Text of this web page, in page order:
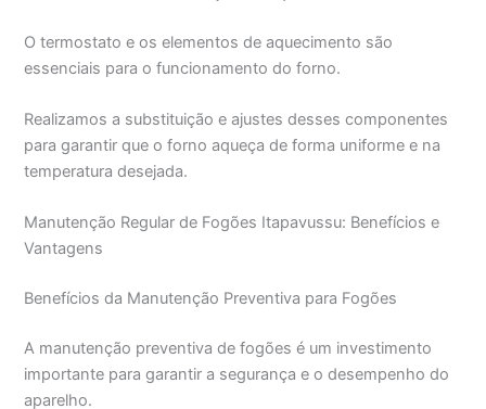
O termostato e os elementos de aquecimento são
essenciais para o funcionamento do forno.
Realizamos a substituição e ajustes desses componentes
para garantir que o forno aqueça de forma uniforme e na
temperatura desejada.
Manutenção Regular de Fogões Itapavussu: Benefícios e
Vantagens
Benefícios da Manutenção Preventiva para Fogões
A manutenção preventiva de fogões é um investimento
importante para garantir a segurança e o desempenho do
aparelho.